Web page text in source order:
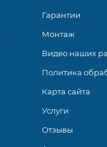
Гарантии
Монтаж
Видео наших
Политика
Карта сайта
Услуги
Отзывы